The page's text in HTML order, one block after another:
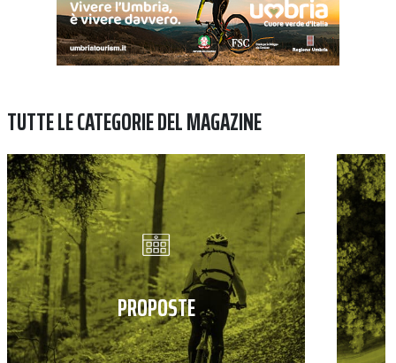
TUTTE LE CATEGORIE DEL MAGAZINE
PROPOSTE